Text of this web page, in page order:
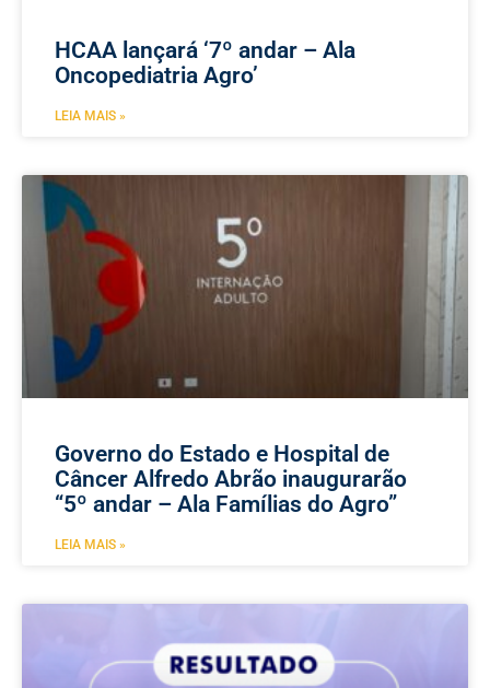
HCAA lançará ‘7º andar – Ala
Oncopediatria Agro’
LEIA MAIS »
Governo do Estado e Hospital de
Câncer Alfredo Abrão inaugurarão
“5º andar – Ala Famílias do Agro”
LEIA MAIS »